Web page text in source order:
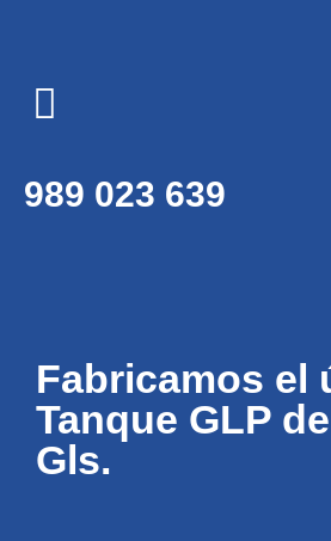
989 023 639
Fabricamos el
Tanque GLP
Gls.